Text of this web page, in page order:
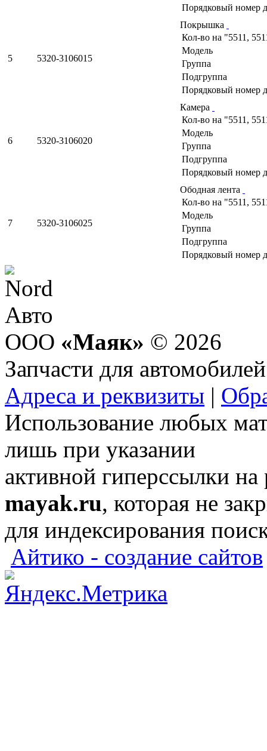
Порядковый номер
5 5320-3106015
Покрышка
Кол-во на "5511,
Модель
Группа
Подгруппа
Порядковый номер
6 5320-3106020
Камера
Кол-во на "5511,
Модель
Группа
Подгруппа
Порядковый номер
7 5320-3106025
Ободная лента
Кол-во на "5511,
Модель
Группа
Подгруппа
Порядковый номер
ООО «Маяк» © 2026
Запчасти для автомобилей
Адреса и реквизиты |
Использование любых
лишь при указании
активной гиперссылки
mayak.ru, которая не
для индексирования
Айтико - создание сайтов